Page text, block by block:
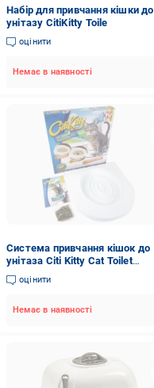
Набір для привчання кішки до
унітазу CitiKitty Toile
оцінити
Немає в наявності
Система привчання кішок до
унітаза Citi Kitty Cat Toilet
Training (2304808511)
оцінити
Немає в наявності